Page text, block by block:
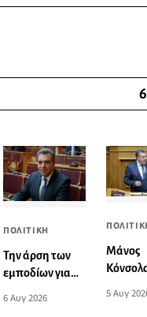
6
ΠΟΛΙΤΙΚΗ
Την άρση των
εμποδίων για
λειτουργία του
6 Αυγ 2026
Μάνος
οι
5 Αυγ